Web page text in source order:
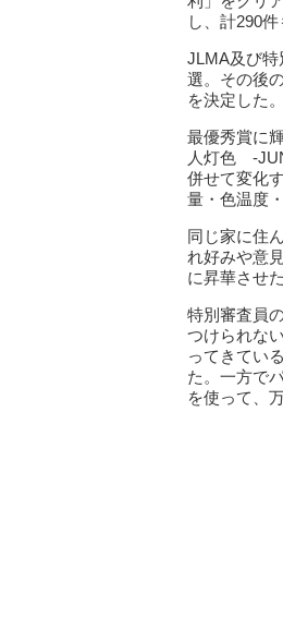
し、計290
JLMA及び特
選。その後
を決定した。
最優秀賞に
人灯色
併せて変化
量・色温度
同じ家に住
れ好みや意
に昇華させた
特別審査員
つけられな
ってきてい
た。一方で
を使って、